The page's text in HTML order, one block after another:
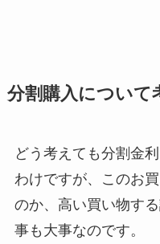
分割購入について
どう考えても分割金
わけですが、このお
のか、高い買い物す
事も大事なのです。